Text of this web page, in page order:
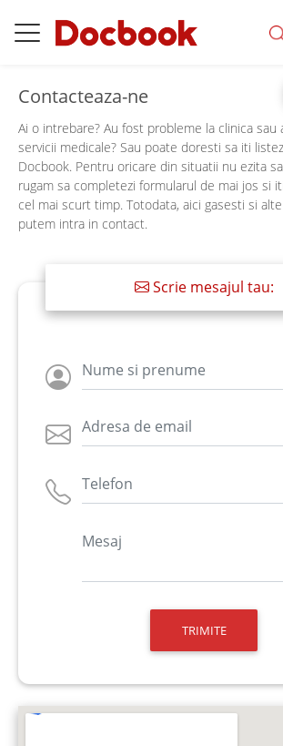
Contacteaza-ne
Ai o intrebare? Au fost probleme la clinica sau
servicii medicale? Sau poate doresti sa iti
Docbook. Pentru oricare din situatii nu ezita
rugam sa completezi formularul de mai jos si
cel mai scurt timp. Totodata, aici gasesti si
putem intra in contact.
Scrie mesajul tau: